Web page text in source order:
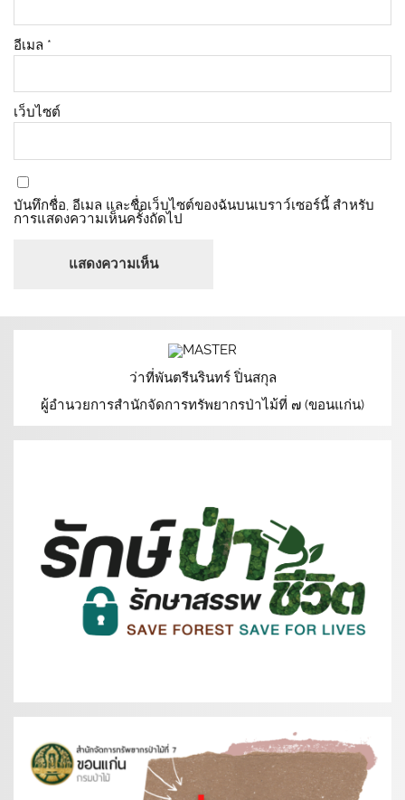
อีเมล *
เว็บไซต์
บันทึกชื่อ, อีเมล และชื่อเว็บไซต์ของฉันบนเบราว์เซอร์นี้ สำหรับ
การแสดงความเห็นครั้งถัดไป
ว่าที่พันตรีนรินทร์ ปิ่นสกุล
ผู้อำนวยการสำนักจัดการทรัพยากรป่าไม้ที่ ๗ (ขอนแก่น)